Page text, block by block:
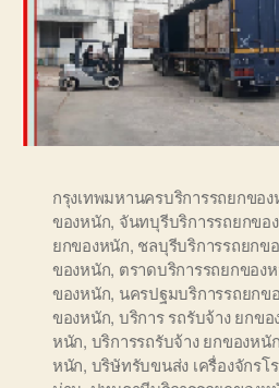
กรุงเทพมหานครบริการรถยกขอ
ของหนัก, จันทบุรีบริการรถยกขอ
ยกของหนัก, ชลบุรีบริการรถยกข
ของหนัก, ตราดบริการรถยกของ
ของหนัก, นครปฐมบริการรถยกข
ของหนัก, บริการ รถรับจ้าง ยกข
หนัก, บริการรถรับจ้าง ยกของหนัก
หนัก, บริษัทรับขนส่ง เครื่องจักรโ